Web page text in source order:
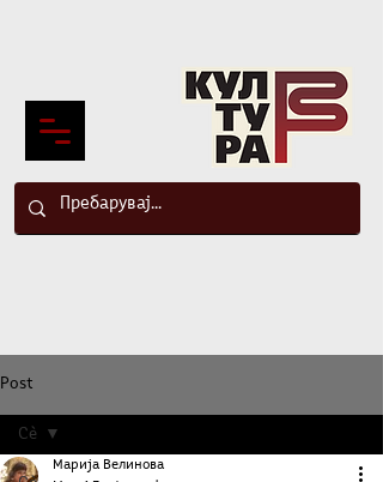
Post
Сè
Марија Велинова